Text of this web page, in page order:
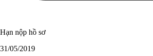
Hạn nộp hồ sơ
31/05/2019